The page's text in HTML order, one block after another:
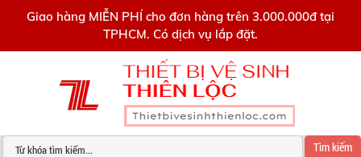
Giao hàng MIỄN PHÍ cho đơn hàng trên 3.000.000đ tại
TPHCM. Có dịch vụ lắp đặt.
Tìm kiếm
0909445903